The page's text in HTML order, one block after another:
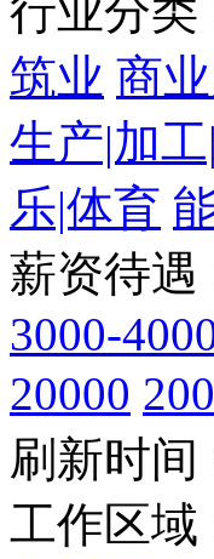
行业分类
筑业 商
生产|加
乐|体育
薪资待遇
3000-
20000
刷新时间
工作区域